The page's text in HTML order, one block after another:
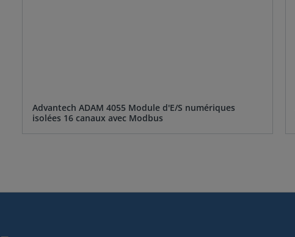
Advantech ADAM 4055 Module d'E/S numériques
isolées 16 canaux avec Modbus